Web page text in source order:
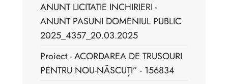
ANUNT LICITATIE INCHIRIERI -
ANUNT PASUNI DOMENIUL PUBLIC
2025_4357_20.03.2025
Proiect - ACORDAREA DE TRUSOURI
PENTRU NOU-NĂSCUȚI” - 156834